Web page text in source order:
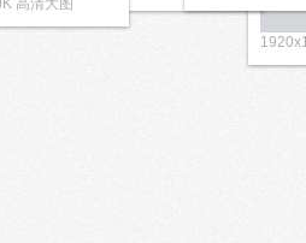
1920x1200 157K 高清大图